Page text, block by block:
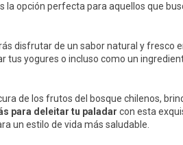
la opción perfecta para aquellos que
disfrutar de un sabor natural y fresco
tus yogures o incluso como un
de los frutos del bosque chilenos,
para deleitar tu paladar con esta
un estilo de vida más saludable.